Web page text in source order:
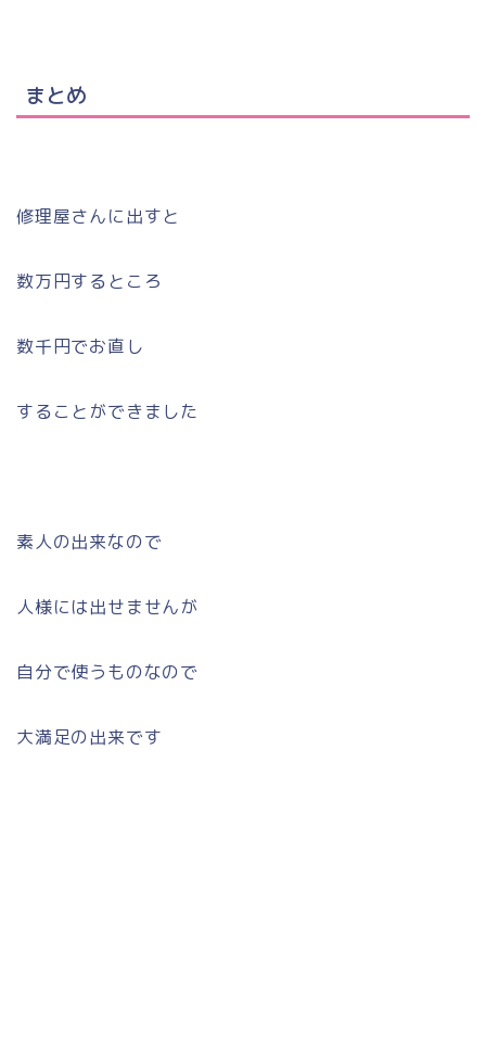
まとめ
修理屋さんに出すと
数万円するところ
数千円でお直し
することができました
素人の出来なので
人様には出せませんが
自分で使うものなので
大満足の出来です